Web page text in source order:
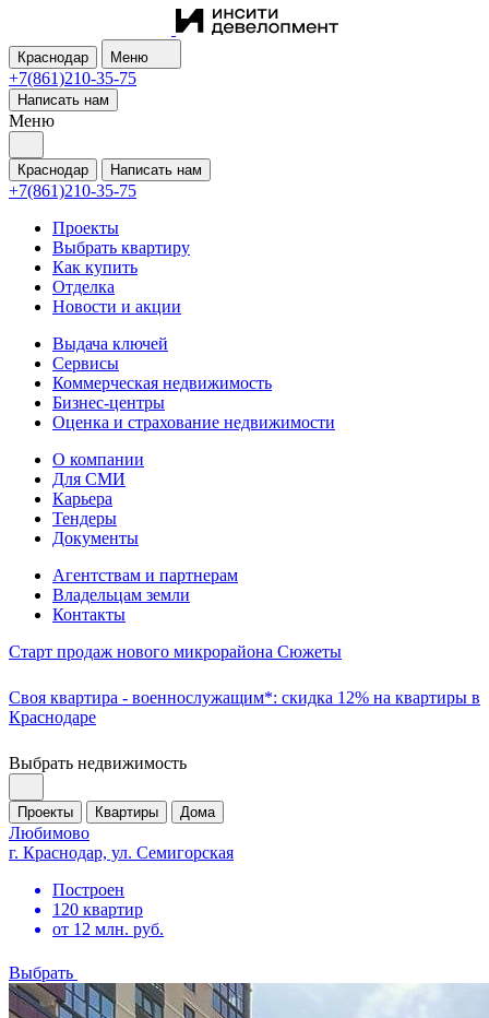
Краснодар Меню
+7(861)210-35-75
Написать нам
Меню
Краснодар Написать нам
+7(861)210-35-75
Проекты
Выбрать квартиру
Как купить
Отделка
Новости и акции
Выдача ключей
Сервисы
Коммерческая недвижимость
Бизнес-центры
Оценка и страхование недвижимости
О компании
Для СМИ
Карьера
Тендеры
Документы
Агентствам и партнерам
Владельцам земли
Контакты
Старт продаж нового микрорайона Сюжеты
Своя квартира - военнослужащим*: скидка 12% на квартиры в
Краснодаре
Выбрать недвижимость
Проекты Квартиры Дома
Любимово
г. Краснодар, ул. Семигорская
Построен
120 квартир
от 12 млн. руб.
Выбрать